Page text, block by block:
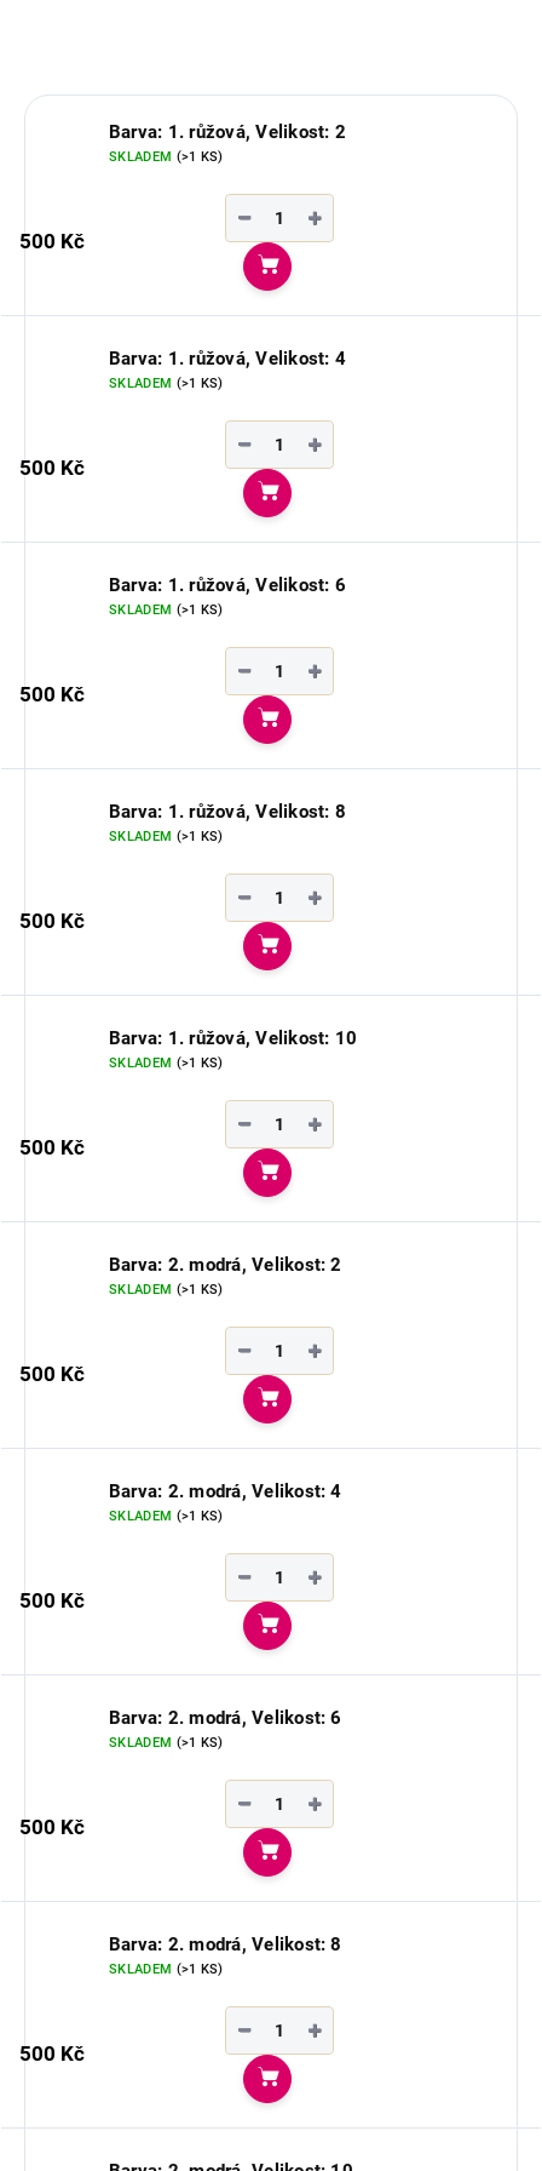
Barva: 1. růžová, Velikost: 2
SKLADEM (>1 KS)
500 Kč
+
−
Do košíku
Barva: 1. růžová, Velikost: 4
SKLADEM (>1 KS)
500 Kč
+
−
Do košíku
Barva: 1. růžová, Velikost: 6
SKLADEM (>1 KS)
500 Kč
+
−
Do košíku
Barva: 1. růžová, Velikost: 8
SKLADEM (>1 KS)
500 Kč
+
−
Do košíku
Barva: 1. růžová, Velikost: 10
SKLADEM (>1 KS)
500 Kč
+
−
Do košíku
Barva: 2. modrá, Velikost: 2
SKLADEM (>1 KS)
500 Kč
+
−
Do košíku
Barva: 2. modrá, Velikost: 4
SKLADEM (>1 KS)
500 Kč
+
−
Do košíku
Barva: 2. modrá, Velikost: 6
SKLADEM (>1 KS)
500 Kč
+
−
Do košíku
Barva: 2. modrá, Velikost: 8
SKLADEM (>1 KS)
500 Kč
+
−
Do košíku